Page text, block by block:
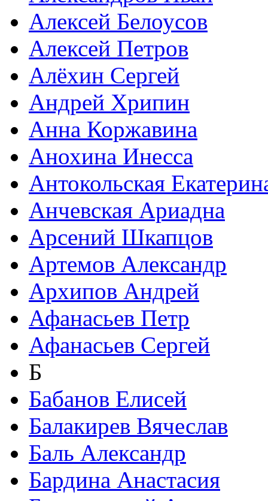
Алексей Белоусов
Алексей Петров
Алёхин Сергей
Андрей Хрипин
Анна Коржавина
Анохина Инесса
Антокольская
Анчевская Ариадна
Арсений Шкапцов
Артемов Александр
Архипов Андрей
Афанасьев Петр
Афанасьев Сергей
Б
Бабанов Елисей
Балакирев Вячеслав
Баль Александр
Бардина Анастасия